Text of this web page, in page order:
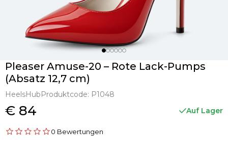
Pleaser Amuse-20 – Rote Lack-Pumps
(Absatz 12,7 cm)
HeelsHubProduktcode: P1048
€ 84 Auf Lager
0 Bewertungen